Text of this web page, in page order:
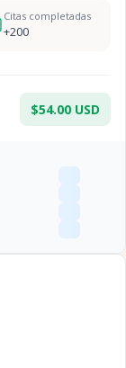
Citas completadas
+200
$54.00 USD